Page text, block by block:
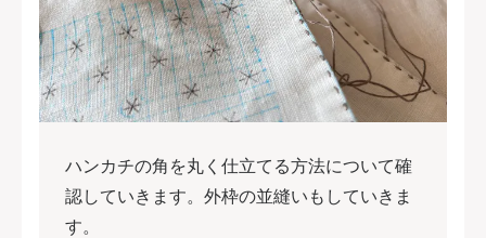
ハンカチの角を丸く仕立てる方法について確
認していきます。外枠の並縫いもしていきま
す。